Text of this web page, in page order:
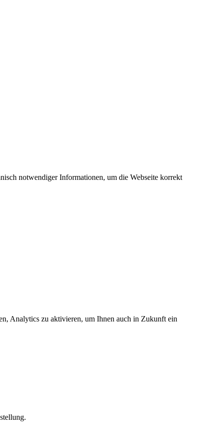
notwendiger Informationen, um die Webseite korrekt
Analytics zu aktivieren, um Ihnen auch in Zukunft ein